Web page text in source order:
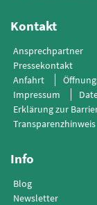
Kontakt
Ansprechpartner
Pressekontakt
Anfahrt
Impressum
Erklärung zur
Transparenzhinweis
Info
Blog
Newsletter